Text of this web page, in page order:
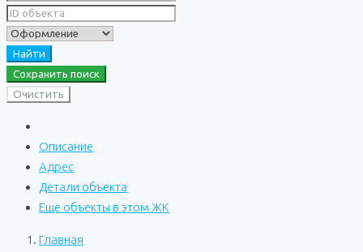
Найти
Сохранить поиск
Очистить
Описание
Адрес
Детали объекта
Еще объекты в этом ЖК
Главная